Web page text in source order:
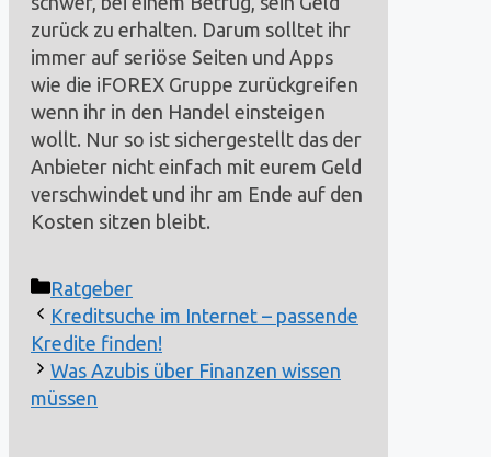
zurück zu erhalten. Darum solltet ihr
immer auf seriöse Seiten und Apps
wie die iFOREX Gruppe zurückgreifen
wenn ihr in den Handel einsteigen
wollt. Nur so ist sichergestellt das der
Anbieter nicht einfach mit eurem Geld
verschwindet und ihr am Ende auf den
Kosten sitzen bleibt.
Kategorien
Ratgeber
Kreditsuche im Internet – passende
Kredite finden!
Was Azubis über Finanzen wissen
müssen